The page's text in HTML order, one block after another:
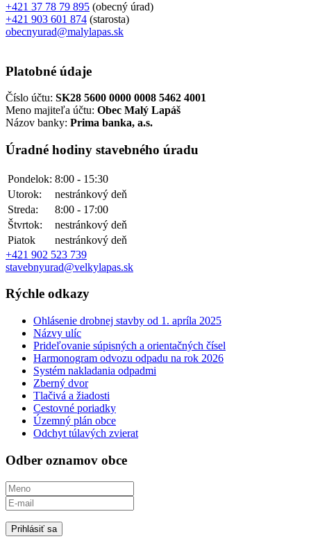
+421 37 78 79 895 (obecný úrad)
+421 903 601 874 (starosta)
obecnyurad@malylapas.sk
Platobné údaje
Číslo účtu: SK28 5600 0000 0008 5462 4001
Meno majiteľa účtu: Obec Malý Lapáš
Názov banky: Prima banka, a.s.
Úradné hodiny stavebného úradu
Pondelok: 8:00 - 15:30
Utorok:
nestránkový deň
Streda:
8:00 - 17:00
Štvrtok:
nestránkový deň
Piatok
nestránkový deň
+421 902 523 739
stavebnyurad@velkylapas.sk
Rýchle odkazy
Ohlásenie drobnej stavby od 1. apríla 2025
Názvy ulíc
Prideľovanie súpisných a orientačných čísel
Harmonogram odvozu odpadu na rok 2026
Systém nakladania odpadmi
Zberný dvor
Tlačivá a žiadosti
Cestovné poriadky
Územný plán obce
Odchyt túlavých zvierat
Odber oznamov obce
Prihlásiť sa